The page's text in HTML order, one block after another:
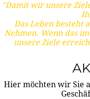
"Damit wir unsere
Das Leben besteht
Nehmen. Wenn das
unsere Ziele
Hier möchten wir Sie